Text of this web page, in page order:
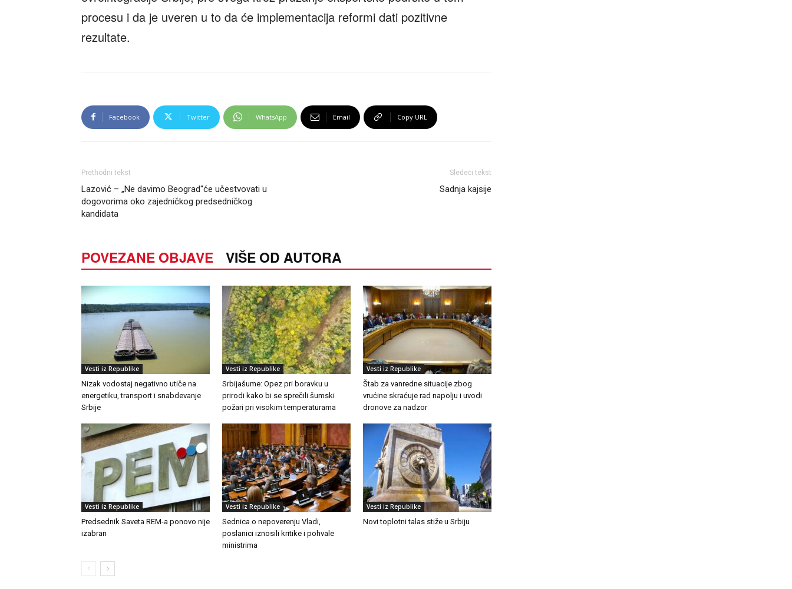
procesu i da je uveren u to da će implementacija reformi dati pozitivne
rezultate.
Facebook Twitter WhatsApp Email Copy URL
Prethodni tekst
Lazović – „Ne davimo Beograd“će učestvovati u
dogovorima oko zajedničkog predsedničkog
kandidata
Sledeći tekst
Sadnja kajsije
POVEZANE OBJAVE VIŠE OD AUTORA
Vesti iz Republike
Nizak vodostaj negativno utiče na
energetiku, transport i snabdevanje
Srbije
Vesti iz Republike
Srbijašume: Opez pri boravku u
prirodi kako bi se sprečili šumski
požari pri visokim temperaturama
Vesti iz Republike
Štab za vanredne situacije zbog
vrućine skraćuje rad napolju i uvodi
dronove za nadzor
Vesti iz Republike
Predsednik Saveta REM-a ponovo nije
izabran
Vesti iz Republike
Sednica o nepoverenju Vladi,
poslanici iznosili kritike i pohvale
ministrima
Vesti iz Republike
Novi toplotni talas stiže u Srbiju